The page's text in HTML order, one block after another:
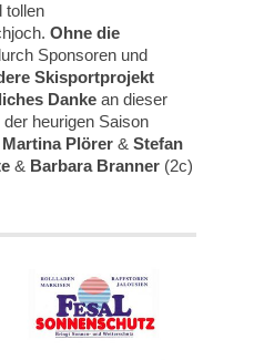
tollen
Ohne die
Sponsoren und
Skisportprojekt
Dankean dieser
heurigen Saison
Martina Plörer & Stefan
& Barbara Branner (2c)